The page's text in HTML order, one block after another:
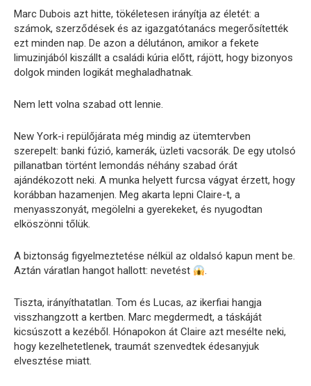
Marc Dubois azt hitte, tökéletesen irányítja az életét: a
számok, szerződések és az igazgatótanács megerősítették
ezt minden nap. De azon a délutánon, amikor a fekete
limuzinjából kiszállt a családi kúria előtt, rájött, hogy bizonyos
dolgok minden logikát meghaladhatnak.
Nem lett volna szabad ott lennie.
New York-i repülőjárata még mindig az ütemtervben
szerepelt: banki fúzió, kamerák, üzleti vacsorák. De egy utolsó
pillanatban történt lemondás néhány szabad órát
ajándékozott neki. A munka helyett furcsa vágyat érzett, hogy
korábban hazamenjen. Meg akarta lepni Claire-t, a
menyasszonyát, megölelni a gyerekeket, és nyugodtan
elköszönni tőlük.
A biztonság figyelmeztetése nélkül az oldalsó kapun ment be.
Aztán váratlan hangot hallott: nevetést
.
Tiszta, irányíthatatlan. Tom és Lucas, az ikerfiai hangja
visszhangzott a kertben. Marc megdermedt, a táskáját
kicsúszott a kezéből. Hónapokon át Claire azt mesélte neki,
hogy kezelhetetlenek, traumát szenvedtek édesanyjuk
elvesztése miatt.